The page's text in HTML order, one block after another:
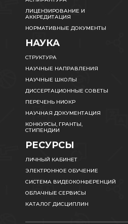
ЛИЦЕНЗИРОВАНИЕ И
АККРЕДИТАЦИЯ
НОРМАТИВНЫЕ ДОКУМЕНТЫ
НАУКА
СТРУКТУРА
НАУЧНЫЕ НАПРАВЛЕНИЯ
НАУЧНЫЕ ШКОЛЫ
ДИССЕРТАЦИОННЫЕ СОВЕТЫ
ПЕРЕЧЕНЬ НИОКР
НАУЧНАЯ ДОКУМЕНТАЦИЯ
КОНКУРСЫ, ГРАНТЫ,
СТИПЕНДИИ
РЕСУРСЫ
ЛИЧНЫЙ КАБИНЕТ
ЭЛЕКТРОННОЕ ОБУЧЕНИЕ
СИСТЕМА ВИДЕОКОНФЕРЕНЦИЙ
ОБЛАЧНЫЕ СЕРВИСЫ
КАТАЛОГ ДИСЦИПЛИН